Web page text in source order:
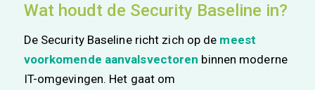
Wat houdt de Security Baseline in?
De Security Baseline richt zich op de meest
voorkomende aanvalsvectoren binnen moderne
IT-omgevingen. Het gaat om